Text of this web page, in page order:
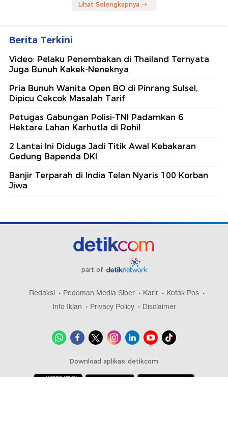
Lihat Selengkapnya
Berita Terkini
Video: Pelaku Penembakan di Thailand Ternyata
Juga Bunuh Kakek-Neneknya
Pria Bunuh Wanita Open BO di Pinrang Sulsel,
Dipicu Cekcok Masalah Tarif
Petugas Gabungan Polisi-TNI Padamkan 6
Hektare Lahan Karhutla di Rohil
2 Lantai Ini Diduga Jadi Titik Awal Kebakaran
Gedung Bapenda DKI
Banjir Terparah di India Telan Nyaris 100 Korban
Jiwa
part of
Redaksi Pedoman Media Siber Karir
Kotak Pos
Info Iklan
Privacy Policy Disclaimer
Download aplikasi detikcom